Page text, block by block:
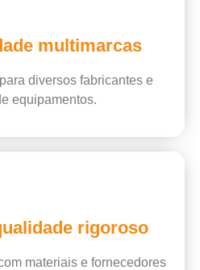
multimarcas
diversos fabricantes e
equipamentos.
rigoroso
materiais e fornecedores